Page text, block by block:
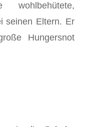
wohlbehütete,
seinen Eltern. Er
Hungersnot